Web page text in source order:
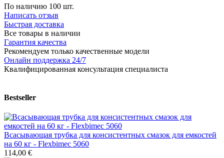
По наличию 100 шт.
Написать отзыв
Быстрая доставка
Все товары в наличии
Гарантия качества
Рекомендуем только качественные модели
Онлайн поддержка 24/7
Квалифицированная консультация специалиста
Bestseller
Всасывающая трубка для консистентных смазок для емкостей
на 60 кг - Flexbimec 5060
114,00 €